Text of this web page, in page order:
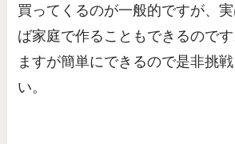
買ってくるのが一般的ですが、
ば家庭で作ることもできるので
ますが簡単にできるので是非挑
い。